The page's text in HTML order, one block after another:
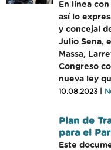
En línea
así lo
y concejal
Julio Sena,
Massa,
Congreso
nueva ley
10.08.2023 |
Plan de
para el
Este